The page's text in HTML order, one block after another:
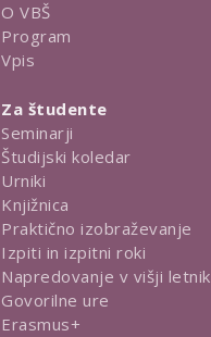
O VBŠ
Program
Vpis
Za študente
Seminarji
Študijski koledar
Urniki
Knjižnica
Praktično izobraževanje
Izpiti in izpitni roki
Napredovanje v višji letnik
Govorilne ure
Erasmus+